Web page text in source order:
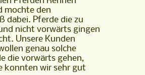
mochte den
dabei. Pferde die zu
nicht vorwärts gingen
Unsere Kunden
genau solche
die vorwärts gehen,
konnten wir sehr gut